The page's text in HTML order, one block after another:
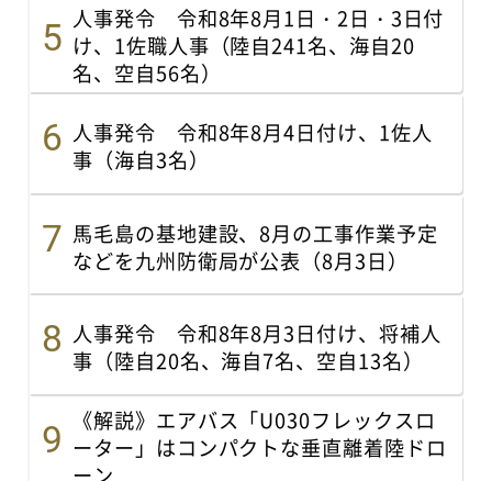
人事発令 令和8年8月1日・2日・3日付
け、1佐職人事（陸自241名、海自20
名、空自56名）
人事発令 令和8年8月4日付け、1佐人
事（海自3名）
馬毛島の基地建設、8月の工事作業予定
などを九州防衛局が公表（8月3日）
人事発令 令和8年8月3日付け、将補人
事（陸自20名、海自7名、空自13名）
《解説》エアバス「U030フレックスロ
ーター」はコンパクトな垂直離着陸ドロ
ーン